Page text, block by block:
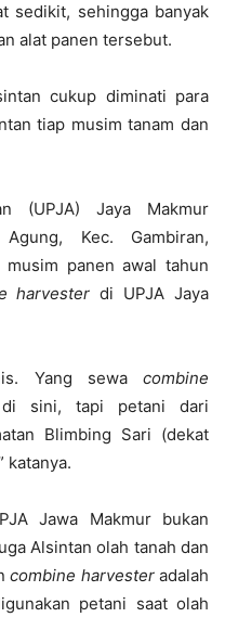
sedikit, sehingga banyak
alat panen tersebut.
cukup diminati para
tiap musim tanam dan
(UPJA) Jaya Makmur
Kec. Gambiran,
panen awal tahun
harvester di UPJA Jaya
Yang sewa combine
sini, tapi petani dari
Blimbing Sari (dekat
katanya.
Jawa Makmur bukan
Alsintan olah tanah dan
combine harvesteradalah
petani saat olah